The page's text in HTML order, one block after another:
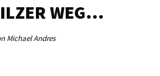
WEG…
Michael Andres